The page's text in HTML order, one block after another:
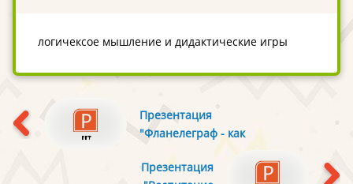
логичексое мышление и дидактические игры
Презентация
"Фланелеграф - как
формирования
Презентация